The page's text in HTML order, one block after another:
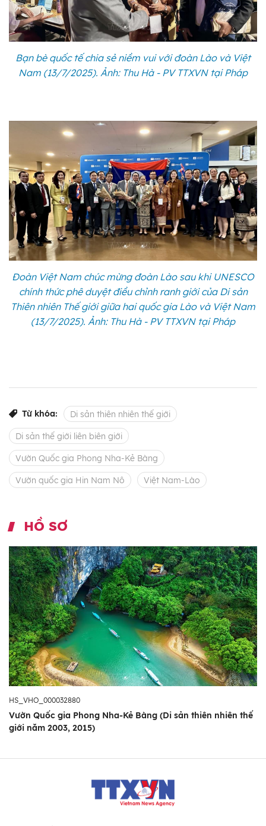
Bạn bè quốc tế chia sẻ niềm vui với đoàn Lào và Việt
Nam (13/7/2025). Ảnh: Thu Hà - PV TTXVN tại Pháp
Đoàn Việt Nam chúc mừng đoàn Lào sau khi UNESCO
chính thức phê duyệt điều chỉnh ranh giới của Di sản
Thiên nhiên Thế giới giữa hai quốc gia Lào và Việt Nam
(13/7/2025). Ảnh: Thu Hà - PV TTXVN tại Pháp
Từ khóa: Di sản thiên nhiên thế giới
Di sản thế giới liên biên giới
Vườn Quốc gia Phong Nha-Kẻ Bàng
Vườn quốc gia Hin Nam Nô Việt Nam-Lào
HỒ SƠ
HS_VHO_000032880
Vườn Quốc gia Phong Nha-Kẻ Bàng (Di sản thiên nhiên thế
giới năm 2003, 2015)